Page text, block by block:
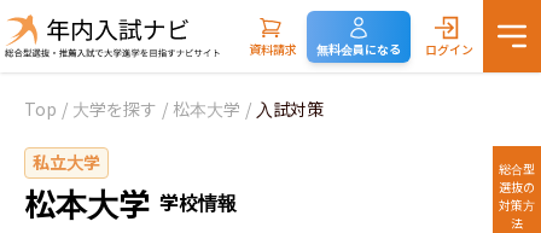
資料請求 無料会員になる ログイン
Top / 大学を探す / 松本大学 / 入試対策
私立大学
松本大学 学校情報
総合型
選抜の
対策方
法